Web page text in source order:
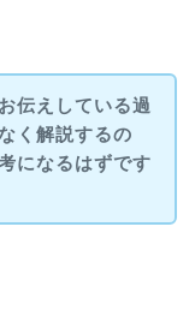
伝えしている過
く解説するの
になるはずです